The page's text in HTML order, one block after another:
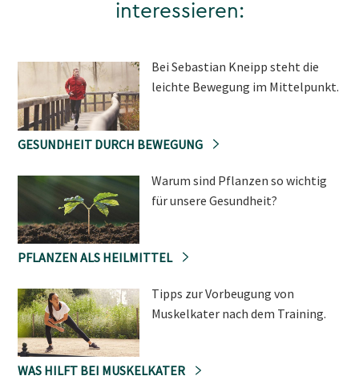
interessieren:
Bei Sebastian Kneipp steht die
leichte Bewegung im Mittelpunkt.
GESUNDHEIT DURCH BEWEGUNG
Warum sind Pflanzen so wichtig
für unsere Gesundheit?
PFLANZEN ALS HEILMITTEL
Tipps zur Vorbeugung von
Muskelkater nach dem Training.
WAS HILFT BEI MUSKELKATER